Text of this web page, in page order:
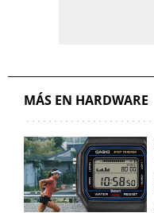
MÁS EN HARDWARE